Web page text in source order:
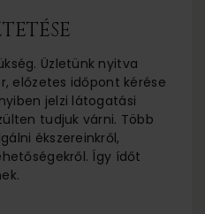
Üzletünk nyitva
előzetes időpont kérése
jelzi látogatási
tudjuk várni. Több
ékszereinkről,
Így ídőt